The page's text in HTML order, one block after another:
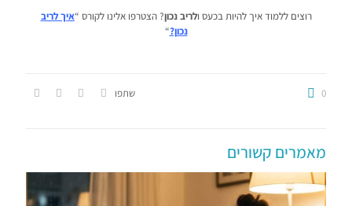
רוצים ללמוד איך להיות בכעס ולריב נכון? הצטרפו אלינו לקורס “איך לריב
נכון?“
שתפו 0
מאמרים קשורים